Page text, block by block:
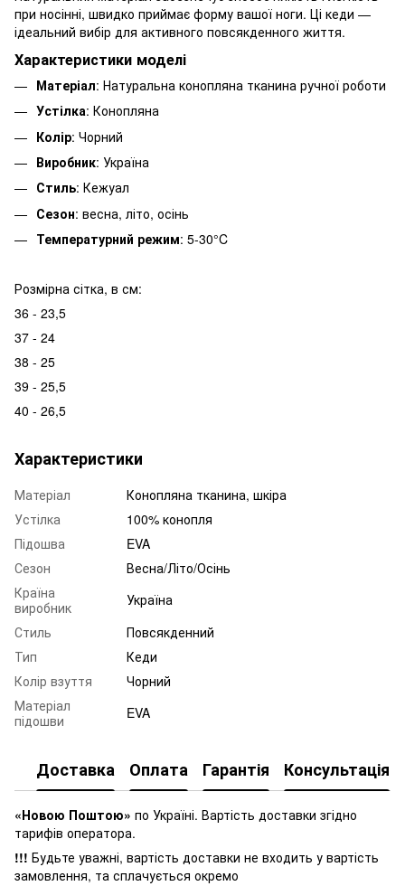
при носінні, швидко приймає форму вашої ноги. Ці кеди —
ідеальний вибір для активного повсякденного життя.
Характеристики моделі
Матеріал: Натуральна конопляна тканина ручної роботи
Устілка: Конопляна
Колір: Чорний
Виробник: Україна
Стиль: Кежуал
Сезон: весна, літо, осінь
Температурний режим: 5-30°C
Розмірна сітка, в см:
36 - 23,5
37 - 24
38 - 25
39 - 25,5
40 - 26,5
Характеристики
Матеріал
Конопляна тканина, шкіра
Устілка
100% конопля
Підошва
EVA
Сезон
Весна/Літо/Осінь
Країна
виробник
Україна
Стиль
Повсякденний
Тип
Кеди
Колір взуття
Чорний
Матеріал
підошви
EVA
Доставка Оплата Гарантія Консультація
«Новою Поштою» по Україні. Вартість доставки згідно
тарифів оператора.
!!! Будьте уважні, вартість доставки не входить у вартість
замовлення, та сплачується окремо